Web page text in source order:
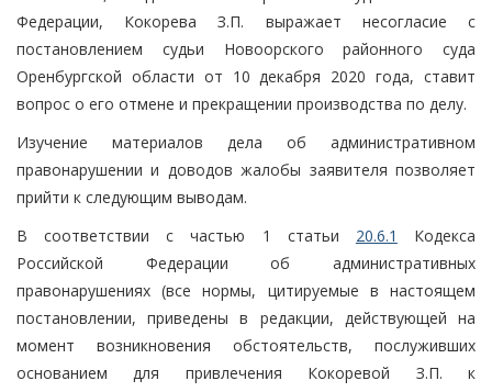
Федерации, Кокорева З.П. выражает несогласие с
постановлением судьи Новоорского районного суда
Оренбургской области от 10 декабря 2020 года, ставит
вопрос о его отмене и прекращении производства по делу.
Изучение материалов дела об административном
правонарушении и доводов жалобы заявителя позволяет
прийти к следующим выводам.
В соответствии с частью 1 статьи 20.6.1
Кодекса
Российской Федерации об административных
правонарушениях (все нормы, цитируемые в настоящем
постановлении, приведены в редакции, действующей на
момент возникновения обстоятельств, послуживших
основанием для привлечения Кокоревой З.П. к